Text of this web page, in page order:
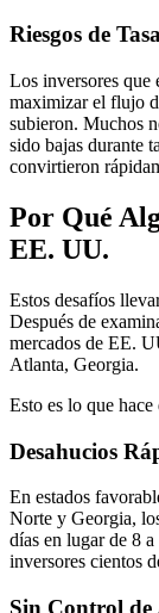
Riesgos de
Los inversores que
maximizar el flujo
subieron. Muchos
sido bajas durante
convirtieron
Por Qué
EE. UU.
Estos desafíos
Después de
mercados de EE.
Atlanta, Georgia.
Esto es lo que hace
Desahucios
En estados
Norte y Georgia,
días en lugar de 8
inversores cientos
Sin Control